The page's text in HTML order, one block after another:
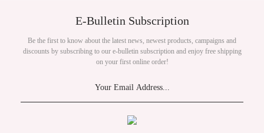
E-Bulletin Subscription
Be the first to know about the latest news, newest products, campaigns and
discounts by subscribing to our e-bulletin subscription and enjoy free shipping
on your first online order!